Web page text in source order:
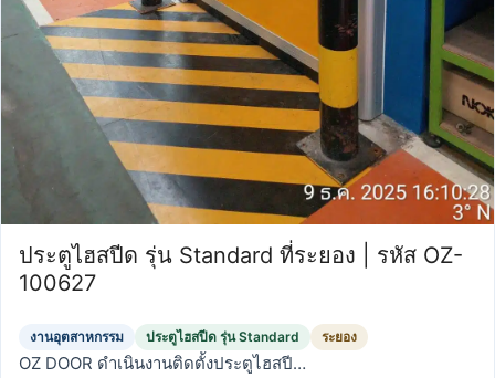
ประตูไฮสปีด รุ่น Standard ที่ระยอง | รหัส OZ-
100627
งานอุตสาหกรรม ประตูไฮสปีด รุ่น Standard ระยอง
OZ DOOR ดำเนินงานติดตั้งประตูไฮสปี…